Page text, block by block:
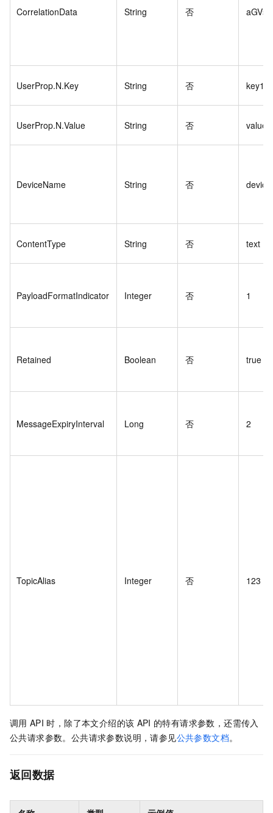
CorrelationData String 否
UserProp.N.Key String 否 key1
UserProp.N.Value String 否 value1
DeviceName String 否
ContentType String 否 text
PayloadFormatIndicator Integer 否 1
Retained Boolean 否 true
MessageExpiryInterval Long 否 2
TopicAlias Integer 否 123
调用 API 时，除了本文介绍的该 API 的特有请求参数，还需传入
公共请求参数。公共请求参数说明，请参见公共参数文档。
返回数据